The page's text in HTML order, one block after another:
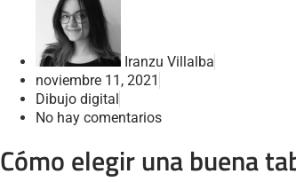
Iranzu Villalba
noviembre 11, 2021
Dibujo digital
No hay comentarios
Cómo elegir una buena